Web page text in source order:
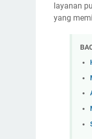
layanan
yang